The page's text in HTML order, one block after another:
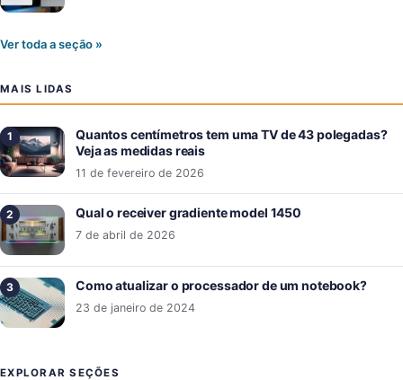
Ver toda a seção »
MAIS LIDAS
Quantos centímetros tem uma TV de 43 polegadas?
Veja as medidas reais
11 de fevereiro de 2026
Qual o receiver gradiente model 1450
7 de abril de 2026
Como atualizar o processador de um notebook?
23 de janeiro de 2024
EXPLORAR SEÇÕES